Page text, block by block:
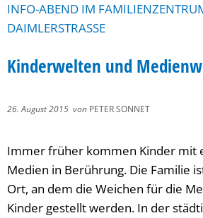
INFO-ABEND IM
DAIMLERSTRASSE
Kinderwelten und
26. August 2015 von PETER SONNET
Immer früher kommen Kinder mit
Medien in Berührung. Die Familie
Ort, an dem die Weichen für die
Kinder gestellt werden. In der